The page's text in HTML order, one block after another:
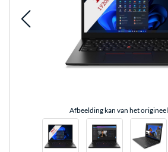
Afbeelding kan van het